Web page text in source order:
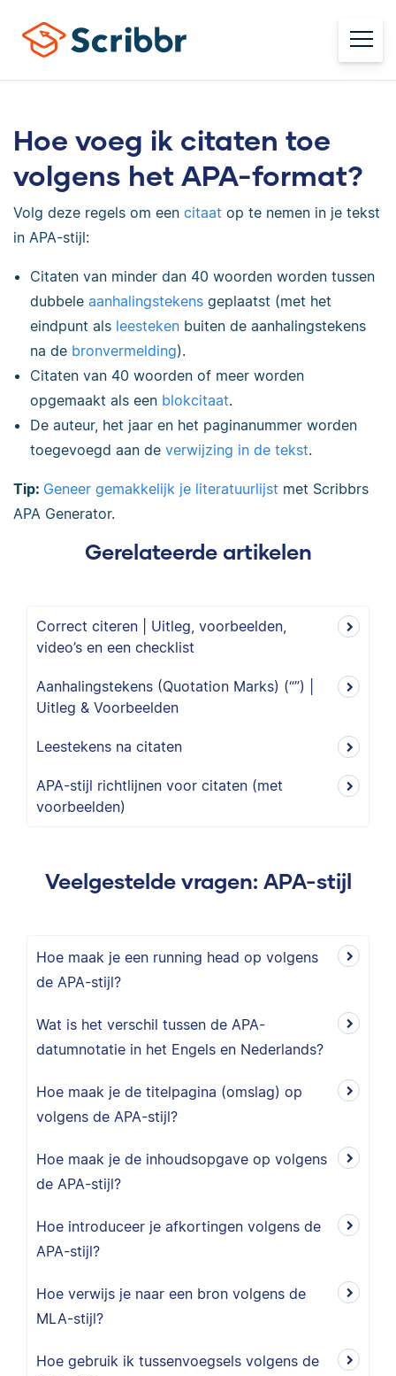
Hoe voeg ik citaten toe
volgens het APA-format?
Volg deze regels om een citaat op te nemen in je tekst
in APA-stijl:
Citaten van minder dan 40 woorden worden tussen
dubbeleaanhalingstekens geplaatst (met het
eindpunt als leesteken buiten de aanhalingstekens
na de bronvermelding).
Citaten van 40 woorden of meer worden
opgemaakt als een blokcitaat.
De auteur, het jaar en het paginanummer worden
toegevoegd aan deverwijzing in de tekst.
Tip: Geneer gemakkelijk je literatuurlijst met Scribbrs
APA Generator.
Gerelateerde artikelen
Correct citeren | Uitleg, voorbeelden,
video’s en een checklist
Aanhalingstekens (Quotation Marks) (“”) |
Uitleg & Voorbeelden
Leestekens na citaten
APA-stijl richtlijnen voor citaten (met
voorbeelden)
Veelgestelde vragen: APA-stijl
Hoe maak je een running head op volgens
de APA-stijl?
Wat is het verschil tussen de APA-
datumnotatie in het Engels en Nederlands?
Hoe maak je de titelpagina (omslag) op
volgens de APA-stijl?
Hoe maak je de inhoudsopgave op volgens
de APA-stijl?
Hoe introduceer je afkortingen volgens de
APA-stijl?
Hoe verwijs je naar een bron volgens de
MLA-stijl?
Hoe gebruik ik tussenvoegsels volgens de